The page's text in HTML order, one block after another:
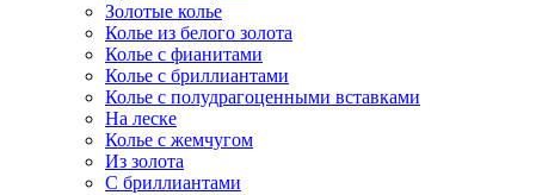
Золотые колье
Колье из белого золота
Колье с фианитами
Колье с бриллиантами
Колье с полудрагоценными вставками
На леске
Колье с жемчугом
Из золота
С бриллиантами